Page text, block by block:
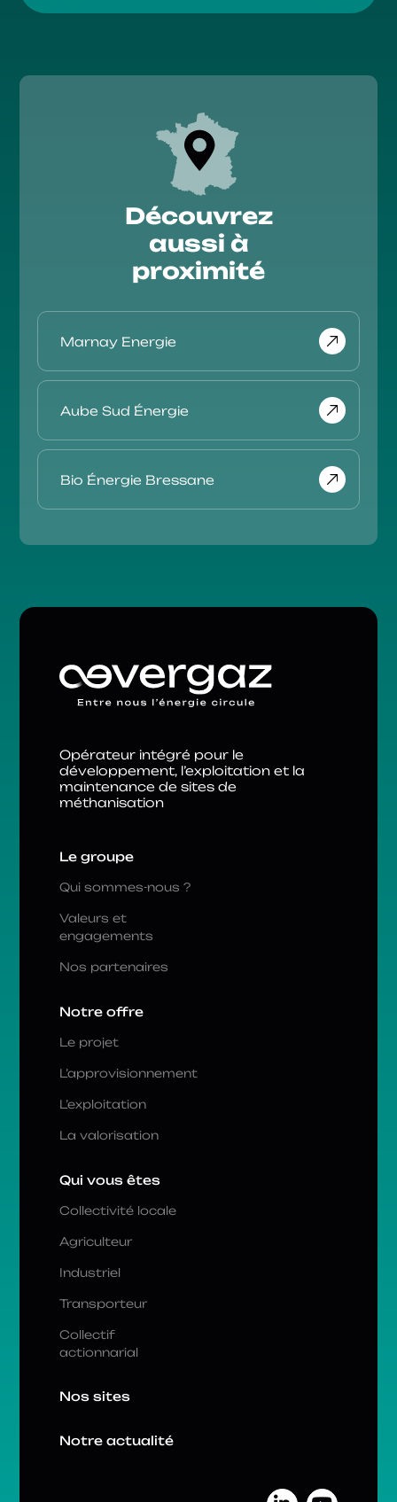
Découvrez
aussi à
proximité
Marnay Energie
Aube Sud Énergie
Bio Énergie Bressane
Opérateur intégré pour le
développement, l’exploitation et la
maintenance de sites de
méthanisation
Le groupe
Qui sommes-nous ?
Valeurs et
engagements
Nos partenaires
Notre offre
Le projet
L’approvisionnement
L’exploitation
La valorisation
Qui vous êtes
Collectivité locale
Agriculteur
Industriel
Transporteur
Collectif
actionnarial
Nos sites
Notre actualité